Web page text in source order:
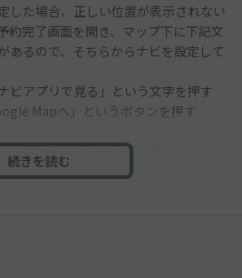
した場合、正しい位置が表示されない
約完了画面を開き、マップ下に下記文
あるので、そちらからナビを設定して
ビアプリで見る」という文字を押す
Mapへ」というボタンを押す
開け手前に折り、出庫時はシャッター
続きを読む